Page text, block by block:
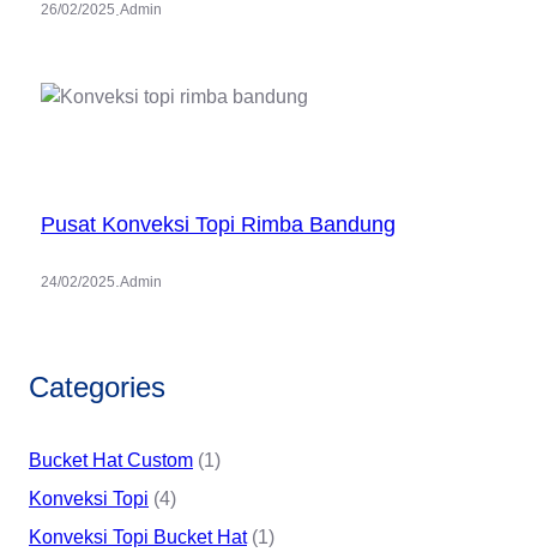
26/02/2025 Admin
Pusat Konveksi Topi Rimba Bandung
24/02/2025.Admin
Categories
Bucket Hat Custom (1)
Konveksi Topi (4)
Konveksi Topi Bucket Hat(1)